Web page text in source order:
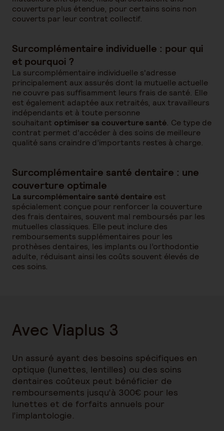
couverture plus étendue, pour certains soins non
couverts par leur contrat collectif.
Surcomplémentaire individuelle : pour qui
et pourquoi ?
La surcomplémentaire individuelle s'adresse
principalement aux assurés dont la mutuelle actuelle
ne couvre pas suffisamment leurs frais de santé. Elle
est également adaptée aux retraités, aux travailleurs
indépendants et à toute personne
souhaitant optimiser sa couverture santé. Ce type de
contrat permet d'accéder à des soins de meilleure
qualité sans craindre d’importants restes à charge.
Surcomplémentaire santé dentaire : une
couverture optimale
La surcomplémentaire santé dentaire est
spécialement conçue pour renforcer la couverture
des frais dentaires, souvent mal remboursés par les
mutuelles classiques. Elle peut inclure des
remboursements supplémentaires pour les
prothèses dentaires, les implants ou l’orthodontie
adulte, réduisant ainsi les coûts souvent élevés de
ces soins.
Avec Viaplus 3
Un assuré ayant des besoins spécifiques en
optique (lunettes, lentilles) ou des soins
dentaires coûteux peut bénéficier de
remboursements jusqu’à 300€ pour les
lunettes et de forfaits annuels pour
l’implantologie.